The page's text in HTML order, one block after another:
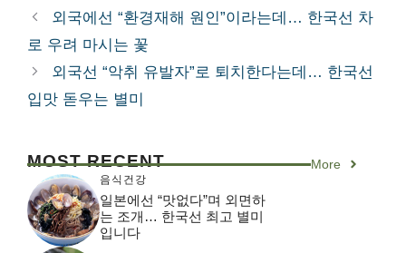
테
리
외국에선 “환경재해 원인”이라는데… 한국선 차
로 우려 마시는 꽃
외국선 “악취 유발자”로 퇴치한다는데… 한국선
입맛 돋우는 별미
MOST RECENT More
음식건강
일본에선 “맛없다”며 외면하
는 조개… 한국선 최고 별미
입니다